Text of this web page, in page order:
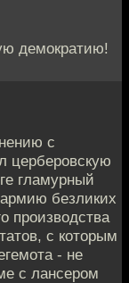
демократию!
с
церберовскую
гламурный
безликих
производства
с которым
- не
с лансером